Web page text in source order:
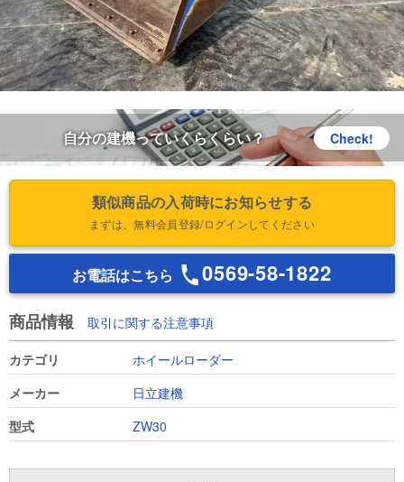
自分の建機っていくらくらい？ Check!
類似商品の入荷時にお知らせする
まずは、無料会員登録/ログインしてください
お電話はこちら 0569-58-1822
商品情報 取引に関する注意事項
カテゴリ
ホイールローダー
メーカー
日立建機
型式
ZW30